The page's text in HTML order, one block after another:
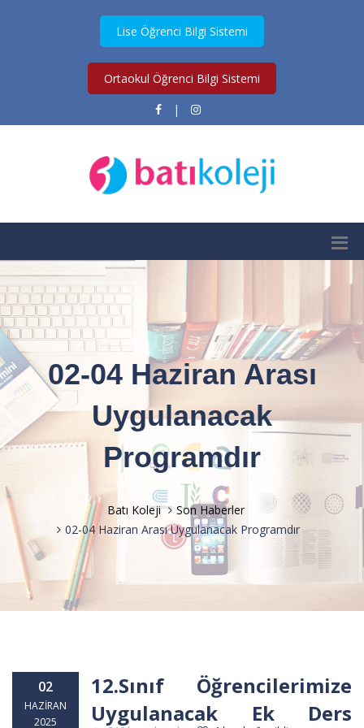
Lise Öğrenci Bilgi Sistemi
Ortaokul Öğrenci Bilgi Sistemi
|
02-04 Haziran Arası
Uygulanacak
Programdır
Batı Koleji
Son Haberler
02-04 Haziran Arası Uygulanacak Programdır
02
HAZIRAN
2025
12.Sınıf Öğrencilerimize
Uygulanacak Ek Ders